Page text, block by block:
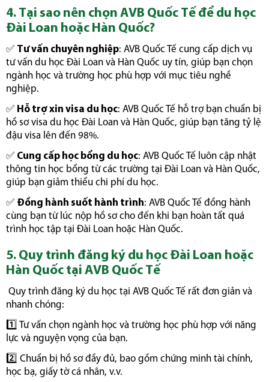
4. Tại sao nên chọn AVB Quốc Tế để du học
Đài Loan hoặc Hàn Quốc?
✅ Tư vấn chuyên nghiệp: AVB Quốc Tế cung cấp dịch vụ
tư vấn du học Đài Loan và Hàn Quốc uy tín, giúp bạn chọn
ngành học và trường học phù hợp với mục tiêu nghề
nghiệp.
✅ Hỗ trợ xin visa du học: AVB Quốc Tế hỗ trợ bạn chuẩn bị
hồ sơ visa du học Đài Loan và Hàn Quốc, giúp bạn tăng tỷ lệ
đậu visa lên đến 98%.
✅ Cung cấp học bổng du học: AVB Quốc Tế luôn cập nhật
thông tin học bổng từ các trường tại Đài Loan và Hàn Quốc,
giúp bạn giảm thiểu chi phí du học.
✅ Đồng hành suốt hành trình: AVB Quốc Tế đồng hành
cùng bạn từ lúc nộp hồ sơ cho đến khi bạn hoàn tất quá
trình học tập tại Đài Loan hoặc Hàn Quốc.
5. Quy trình đăng ký du học Đài Loan hoặc
Hàn Quốc tại AVB Quốc Tế
Quy trình đăng ký du học tại AVB Quốc Tế rất đơn giản và
nhanh chóng:
1️⃣ Tư vấn chọn ngành học và trường học phù hợp với năng
lực và nguyện vọng của bạn.
2️⃣ Chuẩn bị hồ sơ đầy đủ, bao gồm chứng minh tài chính,
học bạ, giấy tờ cá nhân, v.v.